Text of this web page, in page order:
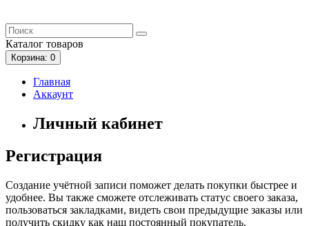
Каталог товаров
Корзина: 0
Главная
Аккаунт
Личный кабинет
Регистрация
Создание учётной записи поможет делать покупки быстрее и
удобнее. Вы также сможете отслеживать статус своего заказа,
пользоваться закладками, видеть свои предыдущие заказы или
получить скидку как наш постоянный покупатель.